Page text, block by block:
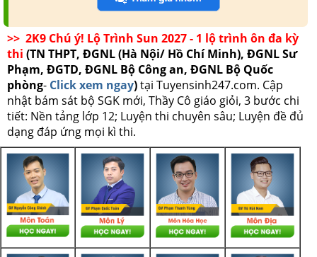
>> 2K9 Chú ý! Lộ Trình Sun 2027 - 1 lộ trình ôn đa kỳ
thi (TN THPT, ĐGNL (Hà Nội/ Hồ Chí Minh), ĐGNL Sư
Phạm, ĐGTD, ĐGNL Bộ Công an, ĐGNL Bộ Quốc
phòng- Click xem ngay)tại Tuyensinh247.com. Cập
nhật bám sát bộ SGK mới, Thầy Cô giáo giỏi, 3 bước chi
tiết: Nền tảng lớp 12; Luyện thi chuyên sâu; Luyện đề đủ
dạng đáp ứng mọi kì thi.